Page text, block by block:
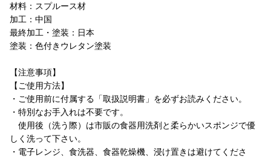
材料：スプルース材
加工：中国
最終加工・塗装：日本
塗装：色付きウレタン塗装
【注意事項】
【ご使用方法】
・ご使用前に付属する「取扱説明書」を必ずお読みください。
・特別なお手入れは不要です。
使用後（洗う際）は市販の食器用洗剤と柔らかいスポンジで優
しく洗って下さい。
・電子レンジ、食洗器、食器乾燥機、浸け置きは避けてくださ